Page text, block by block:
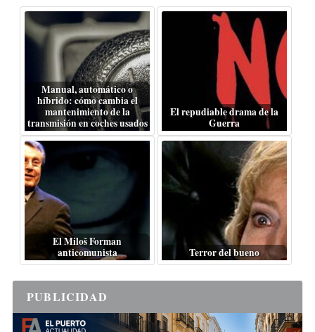
Manual, automático o
híbrido: cómo cambia el
mantenimiento de la
transmisión en coches usados
El repudiable drama de la
Guerra
El Miloš Forman
anticomunista
Terror del bueno
PUBLICIDAD